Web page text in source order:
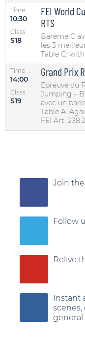
Time
10:30
Class
S18
FEI World
RTS
Barème C
les 3
Table C:
Time
14:00
Class
S19
Grand Prix
Epreuve du
Jumping –
avec un
Table A:
FEI Art.
Join
Follow
Relive
Instant
general